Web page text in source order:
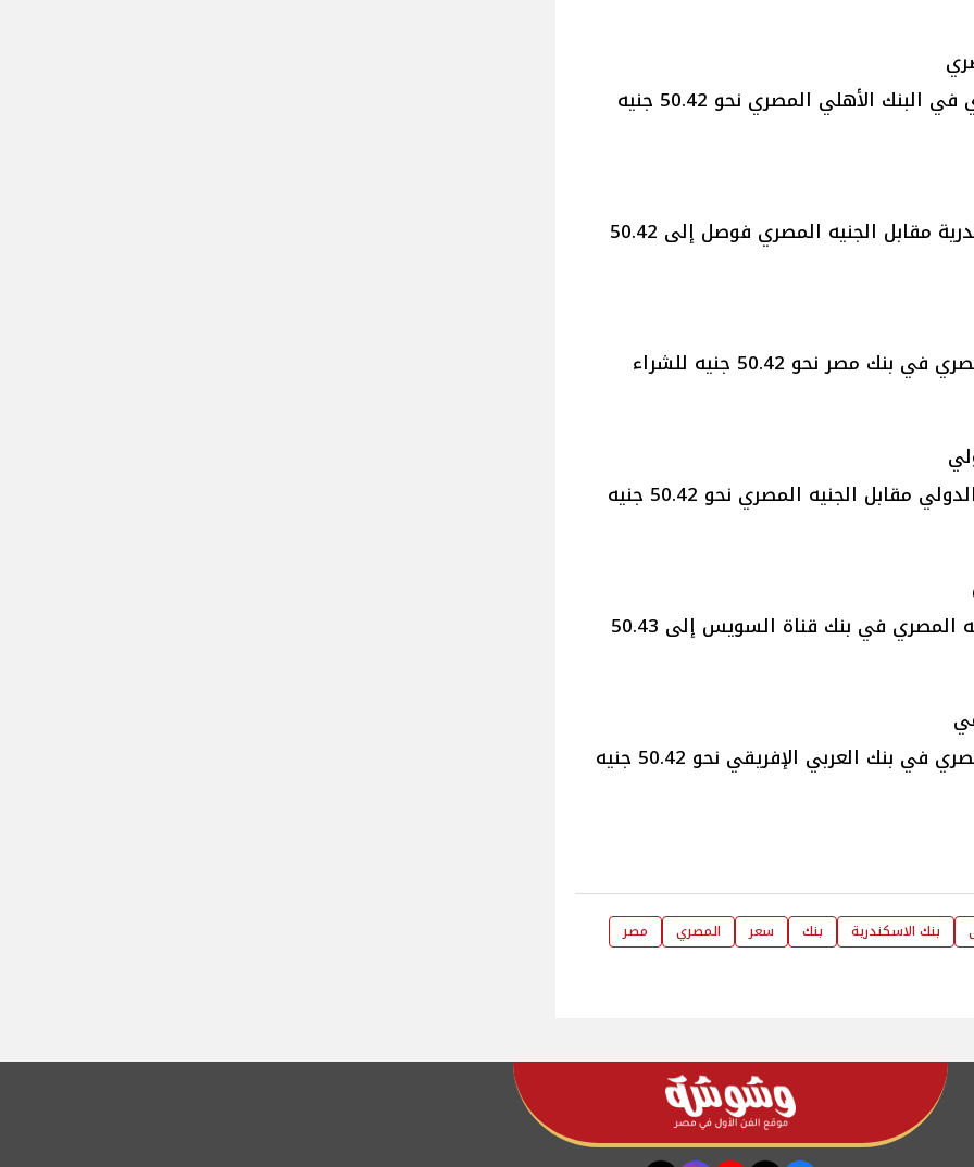
بلغ سعر الدولار أمام الجنيه المصري في البنك الأهلي المصري نحو 50.42 جنيه
أما عن سعر الدولار في بنك الإسكندرية مقابل الجنيه المصري فوصل إلى 50.42
سجل سعر الدولار مقابل الجنيه المصري في بنك مصر نحو 50.42 جنيه للشراء
بلغ سعر الدولار في البنك التجاري الدولي مقابل الجنيه المصري نحو 50.42 جنيه
بينما وصل سعر الدولار مقابل الجنيه المصري في بنك قناة السويس إلى 50.43
سجل سعر الدولار مقابل الجنيه المصري في بنك العربي الإفريقي نحو 50.42 جنيه
بنك الاسكندرية بنك سعر المصري مصر